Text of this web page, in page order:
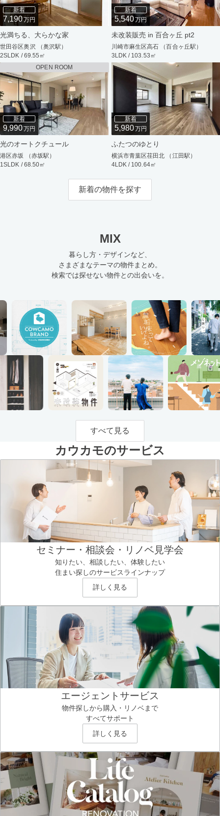
新着
7,190万円
光満ちる、大らかな家
世田谷区奥沢 （奥沢駅）
2SLDK / 69.55㎡
新着
5,540万円
未改装販売 in 百合ヶ丘 pt2
川崎市麻生区高石 （百合ヶ丘駅）
3LDK / 103.53㎡
OPEN ROOM
新着
9,990万円
光のオートクチュール
港区赤坂 （赤坂駅）
1SLDK / 68.50㎡
新着
5,980万円
ふたつのゆとり
横浜市青葉区荏田北 （江田駅）
4LDK / 100.64㎡
新着の物件を探す
MIX
暮らし方・デザインなど、
さまざまなテーマの物件まとめ。
検索では探せない物件との出会いを。
すべて見る
カウカモのサービス
セミナー・相談会・リノベ見学会
知りたい、相談したい、体験したい
住まい探しのサービスラインナップ
詳しく見る
エージェントサービス
物件探しから購入・リノベまで
すべてサポート
詳しく見る